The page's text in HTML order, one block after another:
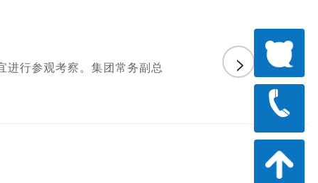
>
行参观考察。集团常务副总
1